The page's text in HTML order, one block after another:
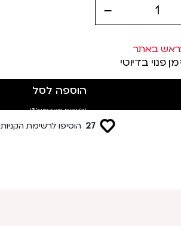
באתר
פנוי בדיוטי
הוספה לסל
(לטסים מטרמינל 3)
27 הוסיפו לרשימת הקניות